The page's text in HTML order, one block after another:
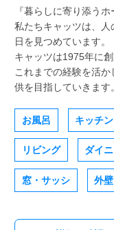
『暮らしに寄り添うホ
私たちキャッツは、人
日を見つめています。
キャッツは1975年に
これまでの経験を活
供を目指していきます。
お風呂 キッチン
リビング ダイ
窓・サッシ 外壁